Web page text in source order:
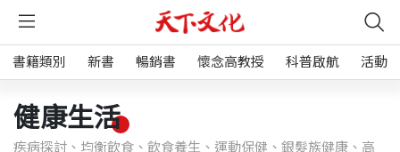
書籍類別 新書 暢銷書 懷念高教授 科普啟航 活動
健康生活
疾病探討、均衡飲食、飲食養生、運動保健、銀髮族健康、高